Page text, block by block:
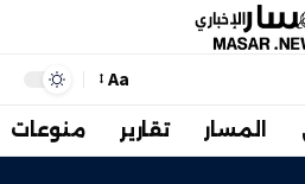
Aa
المسار تقارير منوعات